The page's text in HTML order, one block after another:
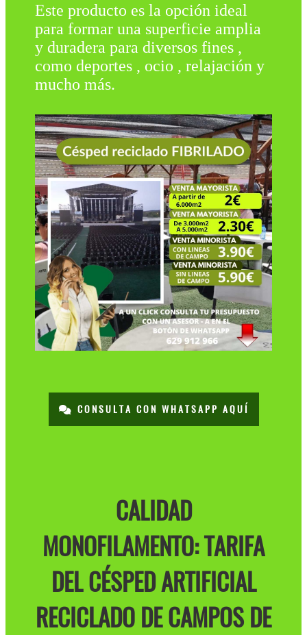
Este producto es la opción ideal
para formar una superficie amplia
y duradera para diversos fines ,
como deportes , ocio , relajación y
mucho más.
CONSULTA CON WHATSAPP AQUÍ
CALIDAD
MONOFILAMENTO: TARIFA
DEL CÉSPED ARTIFICIAL
RECICLADO DE CAMPOS DE